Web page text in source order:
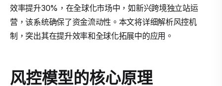
效率提升30%，在全球化市场中，如新兴跨境独立站运
营，该系统确保了资金流动性。本文将详细解析风控机
制，突出其在提升效率和全球化拓展中的应用。
风控模型的核心原理